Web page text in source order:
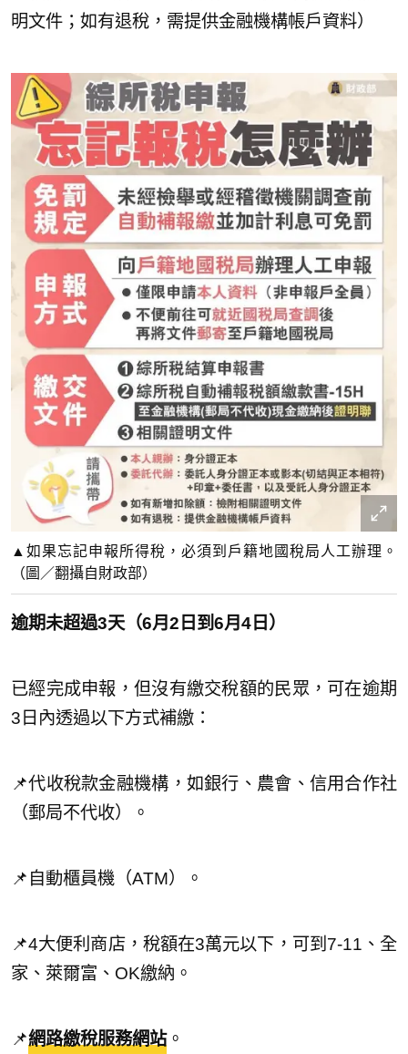
明文件；如有退稅，需提供金融機構帳戶資料）
▲如果忘記申報所得稅，必須到戶籍地國稅局人工辦理。
（圖／翻攝自財政部）
逾期未超過3天（6月2日到6月4日）
已經完成申報，但沒有繳交稅額的民眾，可在逾期
3日內透過以下方式補繳：
📌代收稅款金融機構，如銀行、農會、信用合作社
（郵局不代收）。
📌自動櫃員機（ATM）。
📌4大便利商店，稅額在3萬元以下，可到7-11、全
家、萊爾富、OK繳納。
📌網路繳稅服務網站。